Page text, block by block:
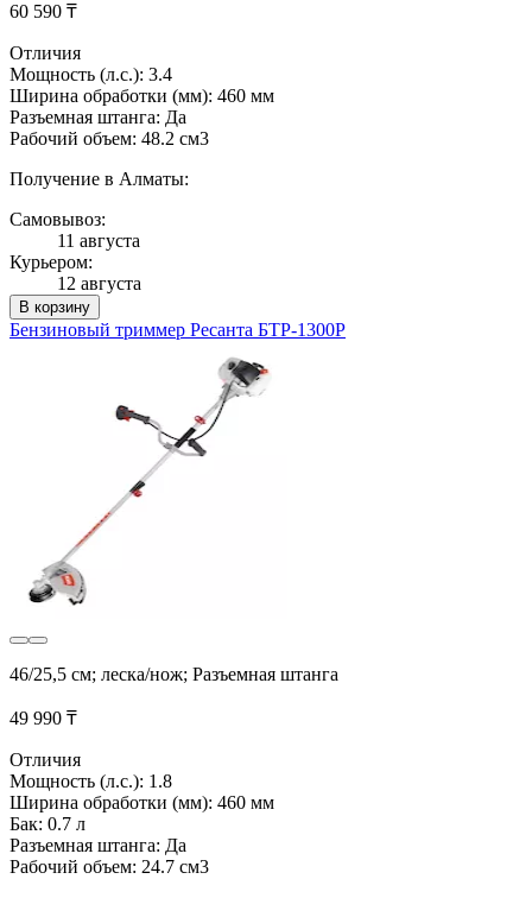
60 590 ₸
Отличия
Мощность (л.с.): 3.4
Ширина обработки (мм): 460 мм
Разъемная штанга: Да
Рабочий объем: 48.2 см3
Получение в Алматы:
Самовывоз:
11 августа
Курьером:
12 августа
В корзину
Бензиновый триммер Ресанта БТР-1300Р
46/25,5 см; леска/нож; Разъемная штанга
49 990 ₸
Отличия
Мощность (л.с.): 1.8
Ширина обработки (мм): 460 мм
Бак: 0.7 л
Разъемная штанга: Да
Рабочий объем: 24.7 см3